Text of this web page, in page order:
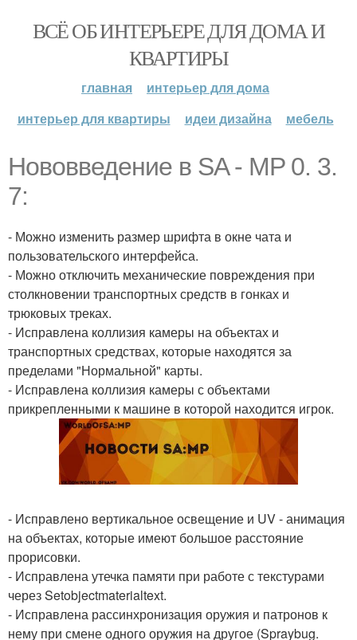
ВСЁ ОБ ИНТЕРЬЕРЕ ДЛЯ ДОМА И
КВАРТИРЫ
главная
интерьер для дома
интерьер для квартиры
идеи дизайна мебель
Нововведение в SA - MP 0. 3.
7:
- Можно изменить размер шрифта в окне чата и
пользовательского интерфейса.
- Можно отключить механические повреждения при
столкновении транспортных средств в гонках и
трюковых треках.
- Исправлена коллизия камеры на объектах и
транспортных средствах, которые находятся за
пределами "Нормальной" карты.
- Исправлена коллизия камеры с объектами
прикрепленными к машине в которой находится игрок.
- Исправлено вертикальное освещение и UV - анимация
на объектах, которые имеют большое расстояние
прорисовки.
- Исправлена утечка памяти при работе с текстурами
через Setobjectmaterialtext.
- Исправлена рассинхронизация оружия и патронов к
нему при смене одного оружия на другое (Spraybug.